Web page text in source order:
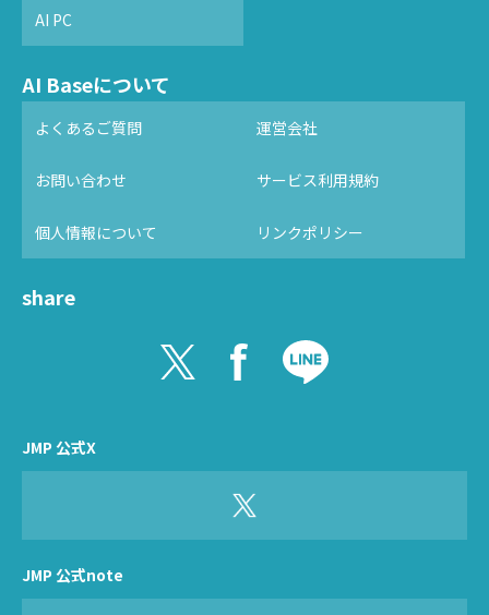
AI PC
AI Baseについて
よくあるご質問 運営会社
お問い合わせ サービス利用規約
個人情報について リンクポリシー
share
JMP 公式X
JMP 公式note